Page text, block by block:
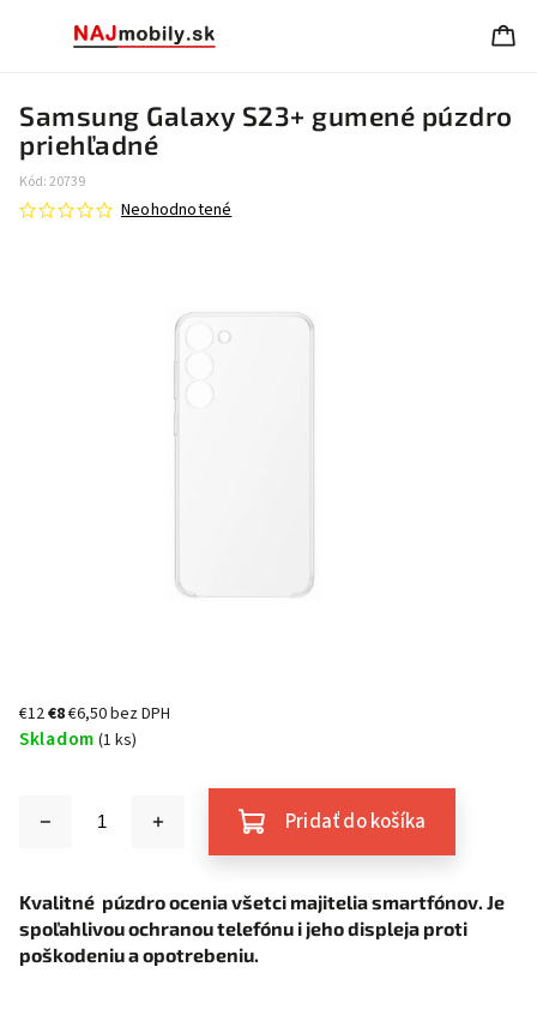
Samsung Galaxy S23+ gumené púzdro
priehľadné
Kód:20739
Neohodnotené
€12€8€6,50 bez DPH
Skladom (1 ks)
Pridať do košíka
Kvalitné púzdro ocenia všetci majitelia smartfónov. Je
spoľahlivou ochranou telefónu i jeho displeja proti
poškodeniu a opotrebeniu.